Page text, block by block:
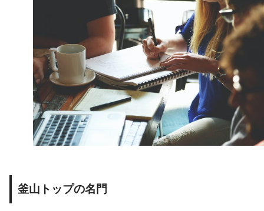
釜山トップの名門